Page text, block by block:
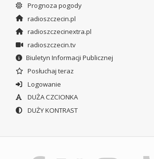
Prognoza pogody
radioszczecin.pl
radioszczecinextra.pl
radioszczecin.tv
Biuletyn Informacji Publicznej
Posłuchaj teraz
Logowanie
DUŻA CZCIONKA
DUŻY KONTRAST